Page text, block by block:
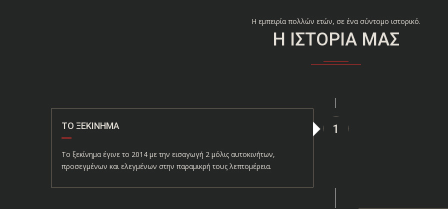
Η εμπειρία πολλών ετών, σε ένα σύντομο ιστορικό.
Η ΙΣΤΟΡΊΑ ΜΑΣ
1
ΤΟ ΞΕΚΊΝΗΜΑ
Το ξεκίνημα έγινε το 2014 με την εισαγωγή 2 μόλις αυτοκινήτων,
προσεγμένων και ελεγμένων στην παραμικρή τους λεπτομέρεια.